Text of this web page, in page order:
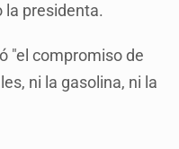
la presidenta.
"el compromiso de
ni la gasolina, ni la